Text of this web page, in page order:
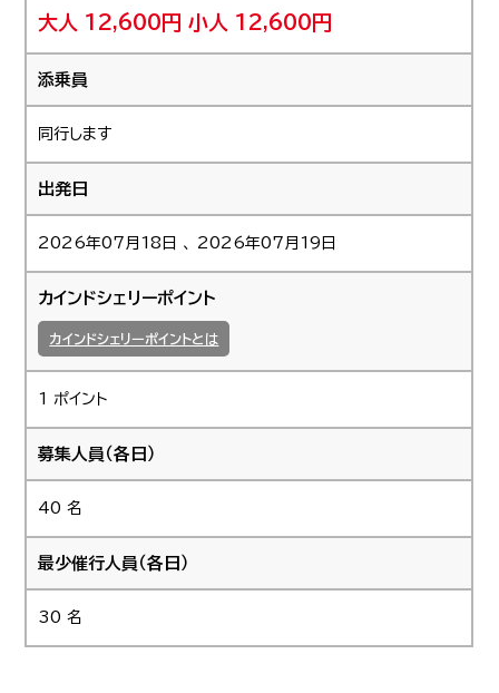
大人 12,600円小人 12,600円
添乗員
同行します
出発日
2026年07月18日 、 2026年07月19日
カインドシェリーポイント
カインドシェリーポイントとは
1 ポイント
募集人員（各日）
40 名
最少催行人員（各日）
30 名